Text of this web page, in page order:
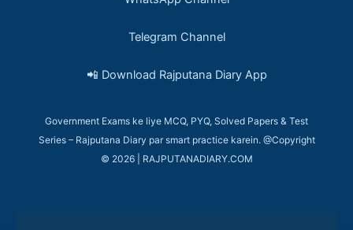
Telegram Channel
📲 Download Rajputana Diary App
Government Exams ke liye MCQ, PYQ, Solved Papers & Test
Series – Rajputana Diary par smart practice karein. @Copyright
© 2026 | RAJPUTANADIARY.COM